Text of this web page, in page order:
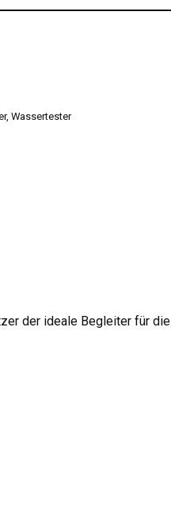
,Wassertester
der ideale Begleiter für die